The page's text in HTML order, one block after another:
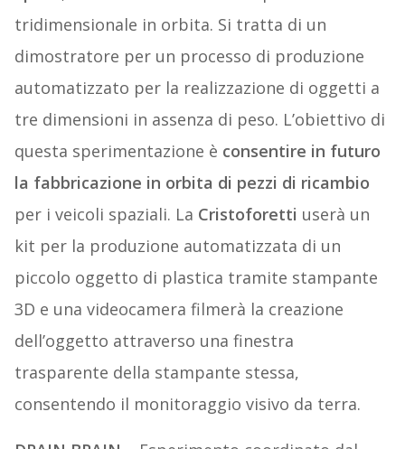
tridimensionale in orbita. Si tratta di un
dimostratore per un processo di produzione
automatizzato per la realizzazione di oggetti a
tre dimensioni in assenza di peso. L’obiettivo di
questa sperimentazione è consentire in futuro
la fabbricazione in orbita di pezzi di ricambio
per i veicoli spaziali. La Cristoforetti userà un
kit per la produzione automatizzata di un
piccolo oggetto di plastica tramite stampante
3D e una videocamera filmerà la creazione
dell’oggetto attraverso una finestra
trasparente della stampante stessa,
consentendo il monitoraggio visivo da terra.